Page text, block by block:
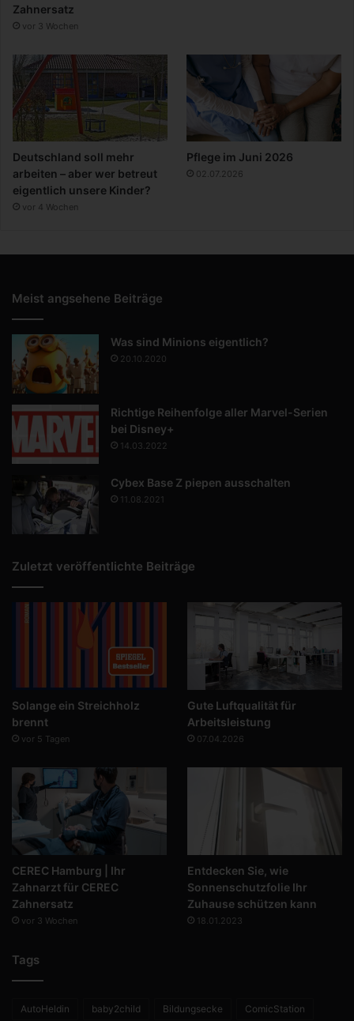
Zahnersatz
vor 3 Wochen
Deutschland soll mehr
arbeiten – aber wer betreut
eigentlich unsere Kinder?
vor 4 Wochen
Pflege im Juni 2026
02.07.2026
Meist angsehene Beiträge
Was sind Minions eigentlich?
20.10.2020
Richtige Reihenfolge aller Marvel-Serien
bei Disney+
14.03.2022
Cybex Base Z piepen ausschalten
11.08.2021
Zuletzt veröffentlichte Beiträge
Solange ein Streichholz
brennt
vor 5 Tagen
Gute Luftqualität für
Arbeitsleistung
07.04.2026
CEREC Hamburg | Ihr
Zahnarzt für CEREC
Zahnersatz
vor 3 Wochen
Entdecken Sie, wie
Sonnenschutzfolie Ihr
Zuhause schützen kann
18.01.2023
Tags
AutoHeldin baby2child Bildungsecke ComicStation